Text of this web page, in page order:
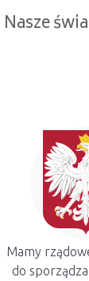
Nasze
Mamy
do